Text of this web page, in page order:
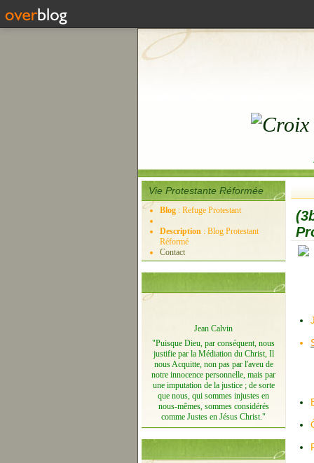
Vie Protestante Réformée
Blog : Refuge Protestant
Description : Blog Protestant
Réformé
Contact
Jean Calvin
"Puisque Dieu, par conséquent, nous
justifie par la Médiation du Christ, Il
nous Acquitte, non pas par l'aveu de
notre innocence personnelle, mais par
une imputation de la justice ; de sorte
que nous, qui sommes injustes en
nous-mêmes, sommes considérés
comme Justes en Jésus Christ."